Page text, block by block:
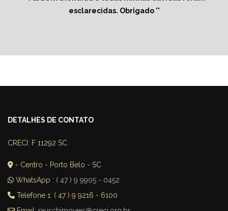
esclarecidas. Obrigado
DETALHES DE CONTATO
CRECI: F 11292 SC
- Centro - Porto Belo - SC
WhatsApp : ( 47 ) 9 9905 - 0452
Telefone 1: ( 47 ) 9 9216 - 6100